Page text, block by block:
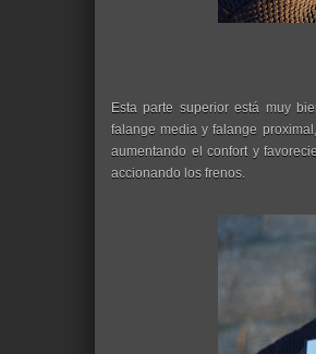
Esta parte superior está muy
falange media y falange
aumentando el confort y
accionando los frenos.